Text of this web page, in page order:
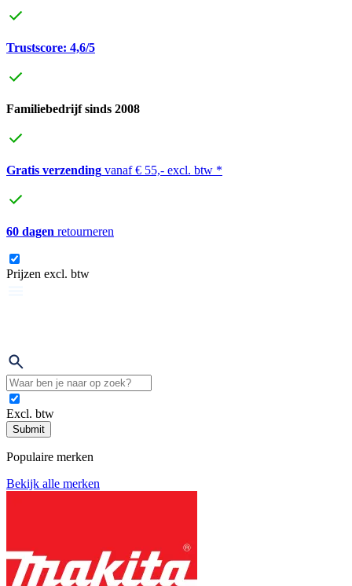
Trustscore: 4,6/5
Familiebedrijf sinds 2008
Gratis verzending vanaf € 55,- excl. btw *
60 dagen retourneren
Prijzen excl. btw
Excl. btw
Submit
Populaire merken
Bekijk alle merken